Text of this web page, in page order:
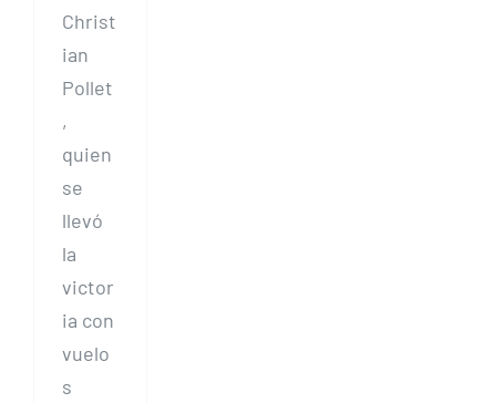
Christ
ian
Pollet
,
quien
se
llevó
la
victor
ia con
vuelo
s